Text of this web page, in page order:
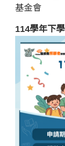
基金會
114學年下